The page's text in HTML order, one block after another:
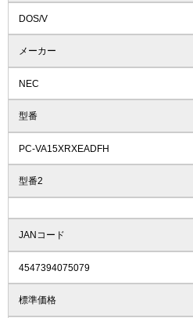
DOS/V
メーカー
NEC
型番
PC-VA15XRXEADFH
型番2
JANコード
4547394075079
標準価格